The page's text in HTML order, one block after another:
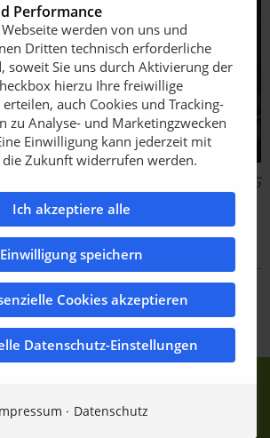
Bildquelle: BUGG
Forschung Gebaeudegruen
Performance
werden von uns und
Dritten technisch erforderliche
soweit Sie uns durch Aktivierung der
hierzu Ihre freiwillige
auch Cookies und Tracking-
zu Analyse- und Marketingzwecken
Einwilligung kann jederzeit mit
Zukunft widerrufen werden.
Ich akzeptiere alle
Einwilligung speichern
Cookies akzeptieren
Datenschutz-Einstellungen
Datenschutz